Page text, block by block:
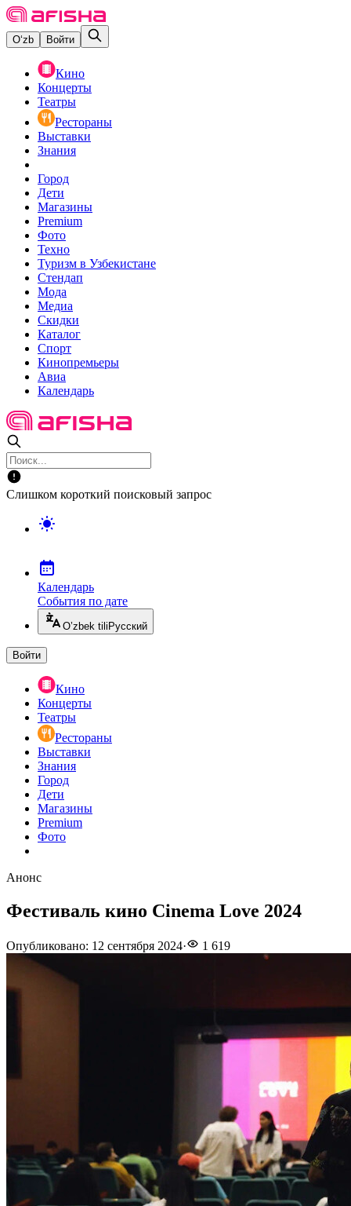
O‘zb Войти
Кино
Концерты
Театры
Рестораны
Выставки
Знания
Город
Дети
Магазины
Premium
Фото
Техно
Туризм в Узбекистане
Стендап
Мода
Медиа
Скидки
Каталог
Спорт
Кинопремьеры
Авиа
Календарь
Слишком короткий поисковый запрос
Календарь
События по дате
O’zbek tili Русский
Войти
Кино
Концерты
Театры
Рестораны
Выставки
Знания
Город
Дети
Магазины
Premium
Фото
Анонс
Фестиваль кино Cinema Love 2024
Опубликовано: 12 сентября 2024· 1 619